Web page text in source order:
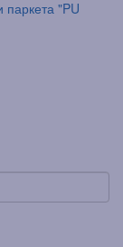
паркета "PU